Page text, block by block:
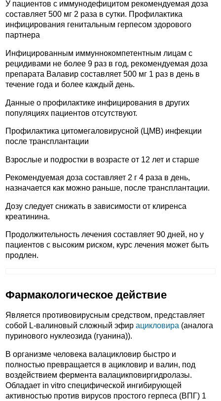
У пациентов с иммунодефицитом рекомендуемая доза
составляет 500 мг 2 раза в сутки. Профилактика
инфицирования генитальным герпесом здорового
партнера
Инфицированным иммуннокомпетентным лицам с
рецидивами не более 9 раз в год, рекомендуемая доза
препарата Валавир составляет 500 мг 1 раз в день в
течение года и более каждый день.
Данные о профилактике инфицирования в других
популяциях пациентов отсутствуют.
Профилактика цитомегаловирусной (ЦМВ) инфекции
после трансплантации
Взрослые и подростки в возрасте от 12 лет и старше
Рекомендуемая доза составляет 2 г 4 раза в день,
назначается как можно раньше, после трансплантации.
Дозу следует снижать в зависимости от клиренса
креатинина.
Продолжительность лечения составляет 90 дней, но у
пациентов с высоким риском, курс лечения может быть
продлен.
Фармакологическое действие
Является противовирусным средством, представляет
собой L-валиновый сложный эфир ацикловира (аналога
пуринового нуклеозида (гуанина)).
В организме человека валацикловир быстро и
полностью превращается в ацикловир и валин, под
воздействием фермента валацикповиргидролазы.
Обладает in vitro специфической ингибирующей
активностью против вирусов простого герпеса (ВПГ) 1